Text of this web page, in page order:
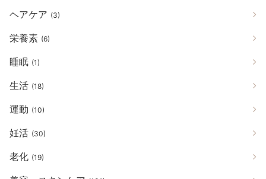
ヘアケア (3)
栄養素 (6)
睡眠 (1)
生活 (18)
運動 (10)
妊活 (30)
老化 (19)